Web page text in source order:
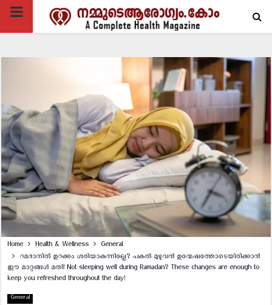
PRIMARY
Home Health & Wellness
General
റമദാനിൽ ഉറക്കം ശരിയാകുന്നില്ലേ? പകൽ മുഴുവൻ ഉന്മേഷത്തോടെയിരിക്കാൻ
ഈ മാറ്റങ്ങൾ മതി! Not sleeping well during Ramadan? These changes are enough to
keep you refreshed throughout the day!
General